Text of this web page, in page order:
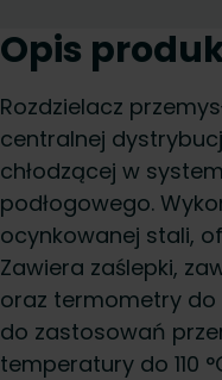
Opis
Rozdzielacz
centralnej
chłodzącej w
podłogowego.
ocynkowanej stali,
Zawiera zaślepki,
oraz termometry do
do zastosowań
temperatury do 110